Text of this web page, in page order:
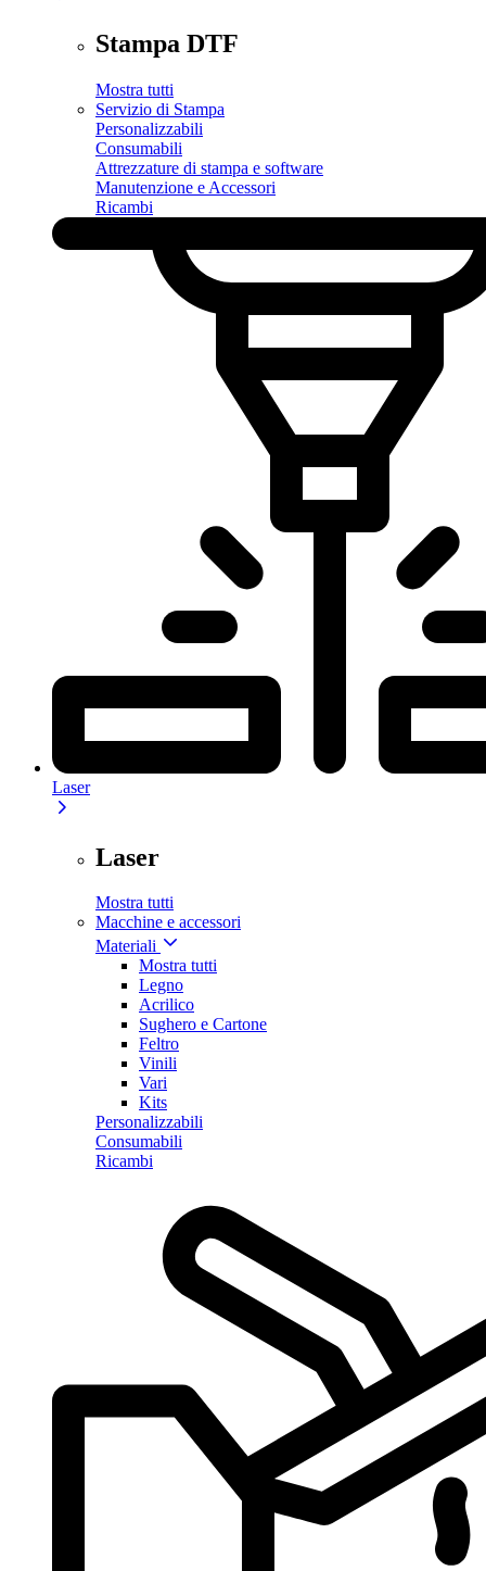
Stampa DTF
Mostra tutti
Servizio di Stampa
Personalizzabili
Consumabili
Attrezzature di stampa e software
Manutenzione e Accessori
Ricambi
Laser
Laser
Mostra tutti
Macchine e accessori
Materiali
Mostra tutti
Legno
Acrilico
Sughero e Cartone
Feltro
Vinili
Vari
Kits
Personalizzabili
Consumabili
Ricambi